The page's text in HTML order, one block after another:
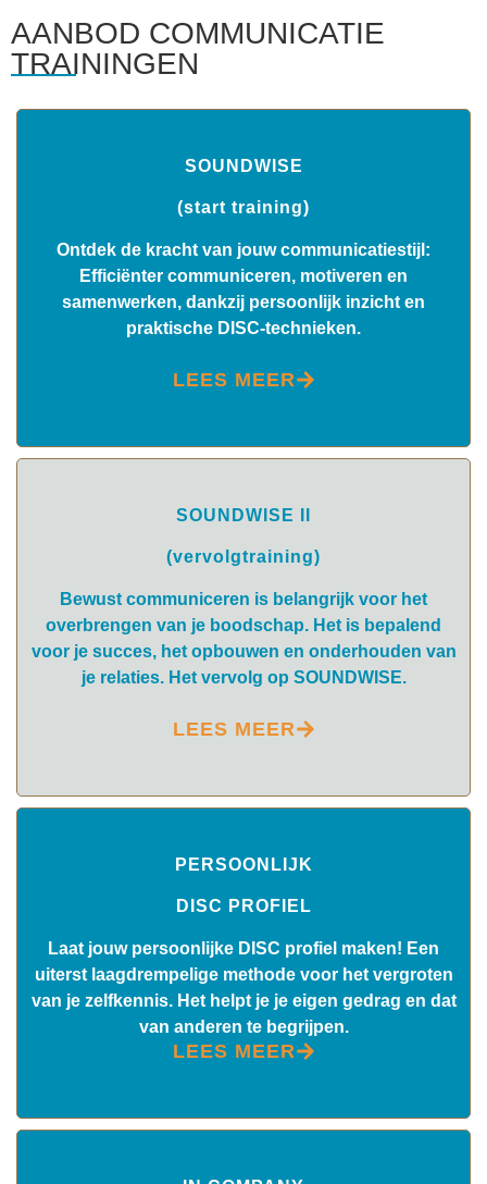
AANBOD COMMUNICATIE
TRAININGEN
SOUNDWISE
(start training)
Ontdek de kracht van jouw communicatiestijl:
Efficiënter communiceren, motiveren en
samenwerken, dankzij persoonlijk inzicht en
praktische DISC-technieken.
LEES MEER
SOUNDWISE II
(vervolgtraining)
Bewust communiceren is belangrijk voor het
overbrengen van je boodschap. Het is bepalend
voor je succes, het opbouwen en onderhouden van
je relaties. Het vervolg op SOUNDWISE.
LEES MEER
PERSOONLIJK
DISC PROFIEL
Laat jouw persoonlijke DISC profiel maken! Een
uiterst laagdrempelige methode voor het vergroten
van je zelfkennis. Het helpt je je eigen gedrag en dat
van anderen te begrijpen.
LEES MEER